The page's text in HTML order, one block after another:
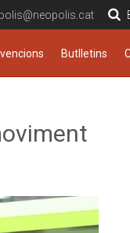
Butlletins